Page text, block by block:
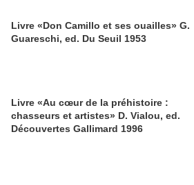
Livre «Don Camillo et ses ouailles» G.
Guareschi, ed. Du Seuil 1953
Livre «Au cœur de la préhistoire :
chasseurs et artistes» D. Vialou, ed.
Découvertes Gallimard 1996